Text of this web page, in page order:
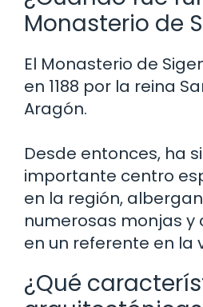
Monasterio de
El Monasterio de
en 1188 por la reina
Aragón.
Desde entonces, ha
importante centro
en la región,
numerosas monjas y
en un referente en la
¿Qué